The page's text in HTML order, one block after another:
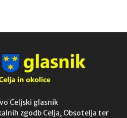
Celjski glasnik
zgodb Celja, Obsotelja ter